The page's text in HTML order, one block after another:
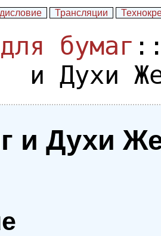
Трансляции
бумаг
и Духи
и Духи